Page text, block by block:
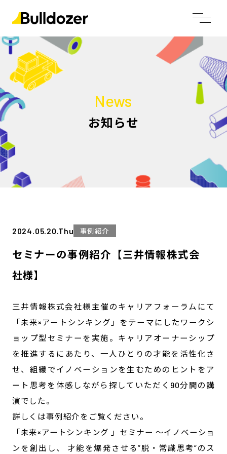
News
お知らせ
2024.05.20.Thu 事例紹介
セミナーの事例紹介【三井情報株式会
社様】
三井情報株式会社様主催のキャリアフォーラムにて
「未来×アートシンキング」をテーマにしたワークシ
ョップ型セミナーを実施。キャリアオーナーシップ
を推進するにあたり、一人ひとりの才能を活性化さ
せ、組織でイノベーションを生むためのヒントをア
ート思考を体感しながら探していただく90分間の講
演でした。
詳しくは事例紹介をご覧ください。
「未来×アートシンキング 」セミナー ～イノベーショ
ンを創出し、 才能を爆発させる”脱・常識思考”のス